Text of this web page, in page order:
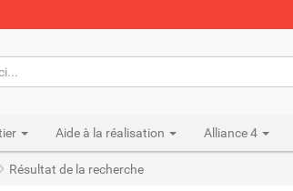
Aide à la réalisation Alliance 4
Résultat de la recherche